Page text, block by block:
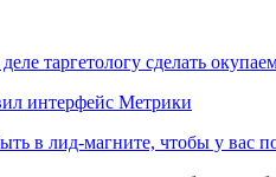
таргетологу сделать
интерфейс Метрики
в лид-магните, чтобы у вас